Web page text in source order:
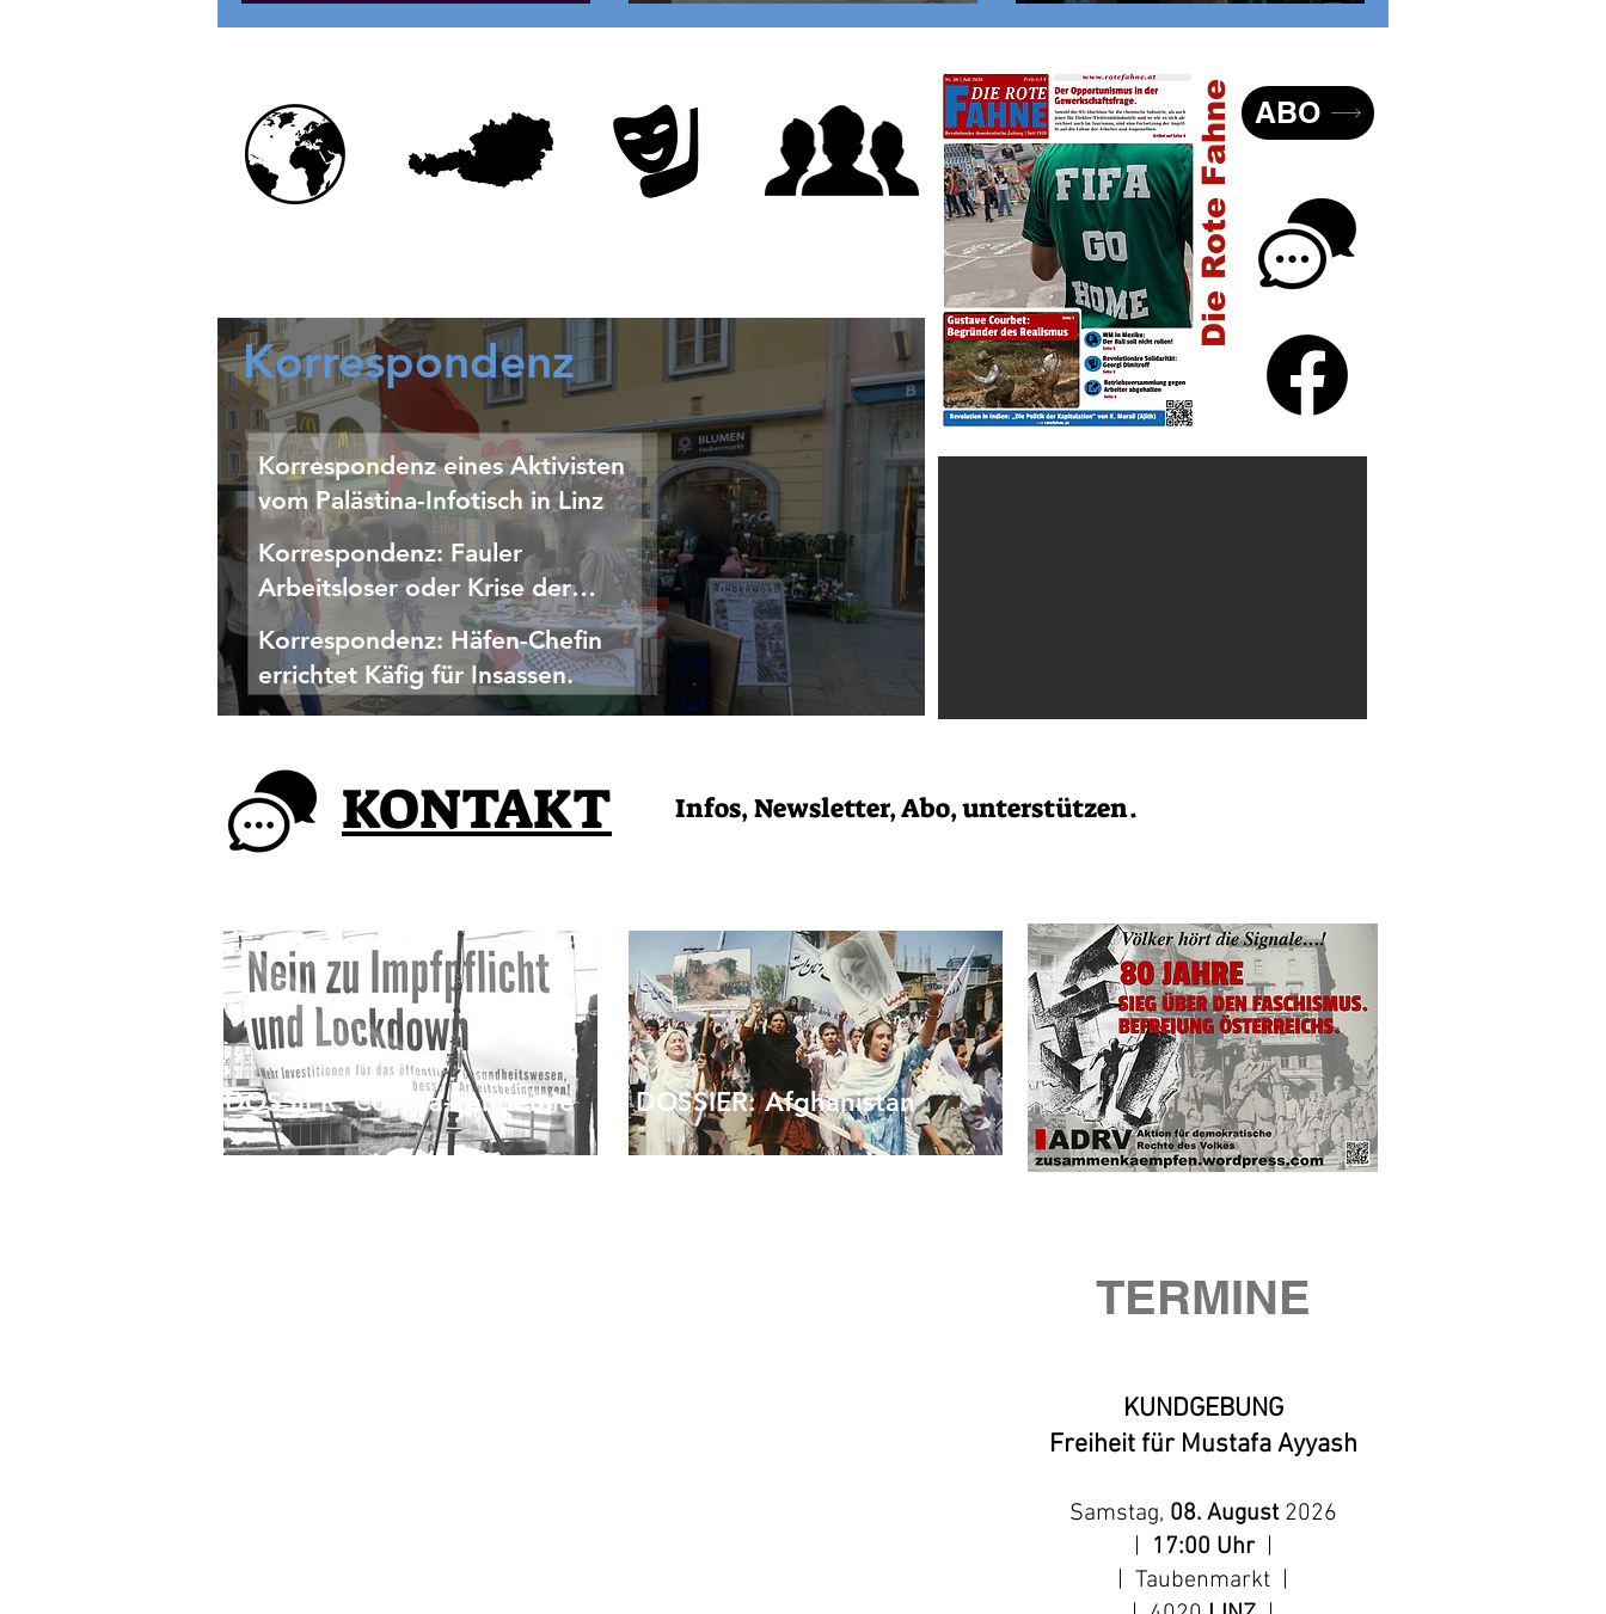
Korrespondenz
Korrespondenz eines Aktivisten
vom Palästina-Infotisch in Linz
Korrespondenz: Fauler
Arbeitsloser oder Krise der
Industrie?
Korrespondenz: Häfen-Chefin
errichtet Käfig für Insassen.
ABO
Die Rote Fahne
Infos, Newsletter, Abo, unterstützen.
KONTAKT
DOSSIER: Corona-Pandemie DOSSIER: Afghanistan
TERMINE
KUNDGEBUNG
Freiheit für Mustafa Ayyash
Samstag, 08. August2026
| 17:00 Uhr|
| Taubenmarkt |